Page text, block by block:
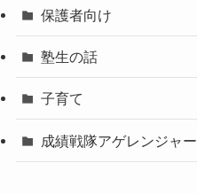
保護者向け
塾生の話
子育て
成績戦隊アゲレンジャー